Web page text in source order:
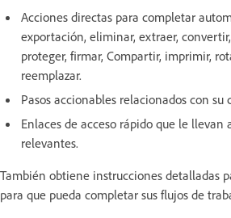
Acciones directas para completar
exportación, eliminar, extraer,
proteger, firmar, Compartir, imprimir,
reemplazar.
Pasos accionables relacionados con su
Enlaces de acceso rápido que le llevan
relevantes.
También obtiene instrucciones detalladas
para que pueda completar sus flujos de